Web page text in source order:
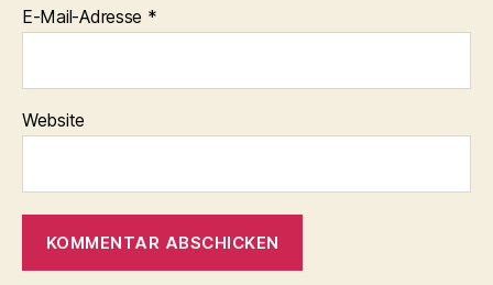
E-Mail-Adresse *
Website